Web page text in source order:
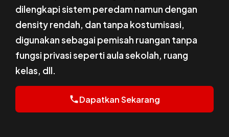
dilengkapi sistem peredam namun dengan
density rendah, dan tanpa kostumisasi,
digunakan sebagai pemisah ruangan tanpa
fungsi privasi seperti aula sekolah, ruang
kelas, dll.
phoneDapatkan Sekarang